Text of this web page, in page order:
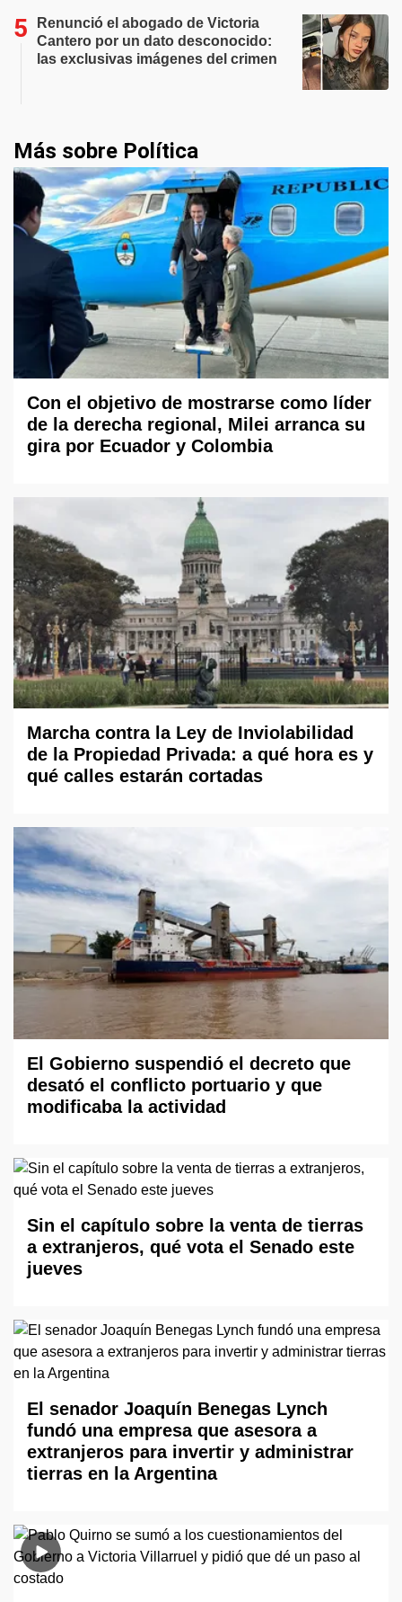
Renunció el abogado de Victoria
Cantero por un dato desconocido:
las exclusivas imágenes del crimen
Más sobre Política
Con el objetivo de mostrarse como líder
de la derecha regional, Milei arranca su
gira por Ecuador y Colombia
Marcha contra la Ley de Inviolabilidad
de la Propiedad Privada: a qué hora es y
qué calles estarán cortadas
El Gobierno suspendió el decreto que
desató el conflicto portuario y que
modificaba la actividad
Sin el capítulo sobre la venta de tierras
a extranjeros, qué vota el Senado este
jueves
El senador Joaquín Benegas Lynch
fundó una empresa que asesora a
extranjeros para invertir y administrar
tierras en la Argentina